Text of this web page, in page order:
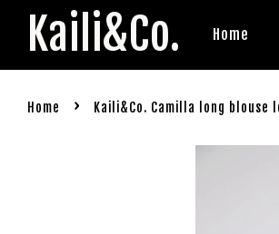
Kaili&Co. Home
Home › Kaili&Co. Camilla long